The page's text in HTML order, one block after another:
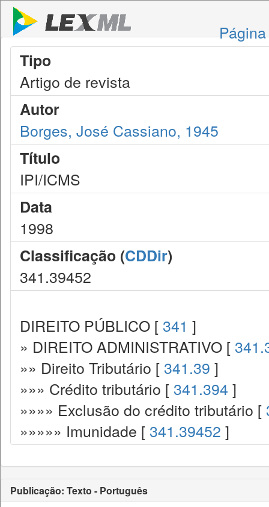
Tipo
Artigo de revista
Autor
Borges, José Cassiano, 1945
Título
IPI/ICMS
Data
1998
Classificação (CDDir)
341.39452
DIREITO PÚBLICO [ 341 ]
» DIREITO ADMINISTRATIVO [
»» Direito Tributário [ 341.39 ]
»»» Crédito tributário [ 341.394 ]
»»»» Exclusão do crédito tributário [
»»»»» Imunidade [ 341.39452 ]
Publicação: Texto - Português